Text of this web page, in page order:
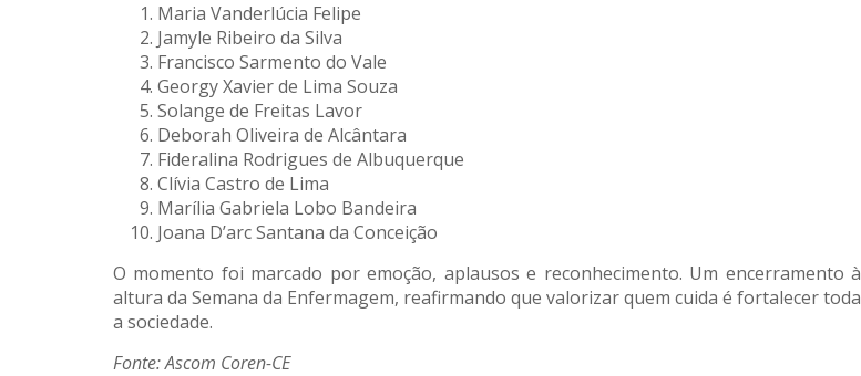
Maria Vanderlúcia Felipe
Jamyle Ribeiro da Silva
Francisco Sarmento do Vale
Georgy Xavier de Lima Souza
Solange de Freitas Lavor
Deborah Oliveira de Alcântara
Fideralina Rodrigues de Albuquerque
Clívia Castro de Lima
Marília Gabriela Lobo Bandeira
Joana D’arc Santana da Conceição
O momento foi marcado por emoção, aplausos e reconhecimento. Um encerramento à
altura da Semana da Enfermagem, reafirmando que valorizar quem cuida é fortalecer toda
a sociedade.
Fonte: Ascom Coren-CE